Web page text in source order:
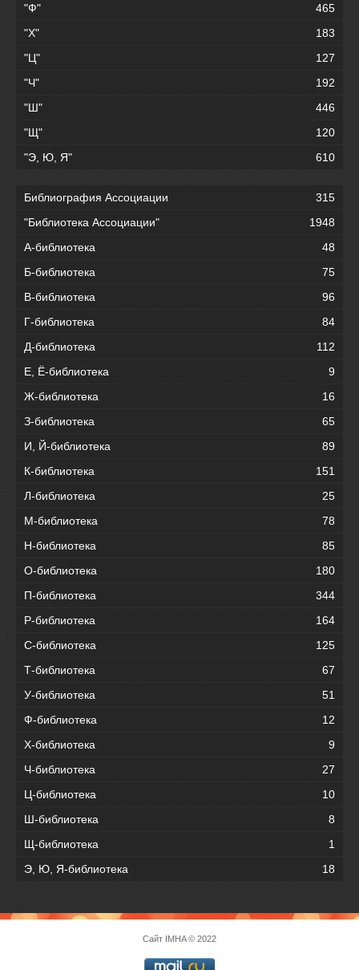
"Ф"
465
"Х"
183
"Ц"
127
"Ч"
192
"Ш"
446
"Щ"
120
"Э, Ю, Я"
610
Библиография Ассоциации
315
"Библиотека Ассоциации"
1948
А-библиотека
48
Б-библиотека
75
В-библиотека
96
Г-библиотека
84
Д-библиотека
112
Е, Ё-библиотека
9
Ж-библиотека
16
З-библиотека
65
И, Й-библиотека
89
К-библиотека
151
Л-библиотека
25
М-библиотека
78
Н-библиотека
85
О-библиотека
180
П-библиотека
344
Р-библиотека
164
С-библиотека
125
Т-библиотека
67
У-библиотека
51
Ф-библиотека
12
Х-библиотека
9
Ч-библиотека
27
Ц-библиотека
10
Ш-библиотека
8
Щ-библиотека
1
Э, Ю, Я-библиотека
18
Сайт IMHA© 2022